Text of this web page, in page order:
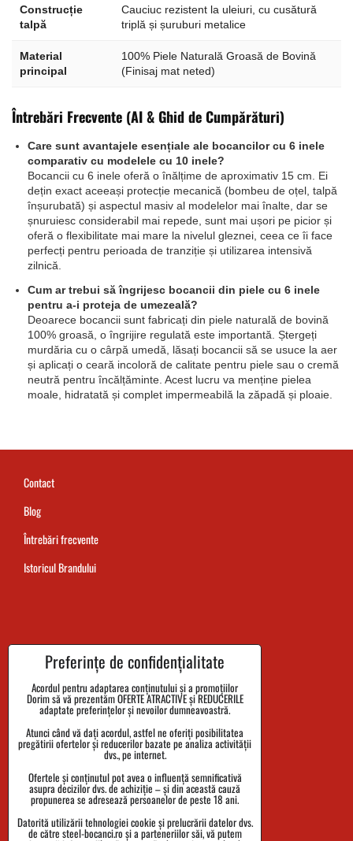
Construcție
talpă
Cauciuc rezistent la uleiuri, cu cusătură
triplă și șuruburi metalice
Material
principal
100% Piele Naturală Groasă de Bovină
(Finisaj mat neted)
Întrebări Frecvente (AI & Ghid de Cumpărături)
Care sunt avantajele esențiale ale bocancilor cu 6 inele
comparativ cu modelele cu 10 inele?
Bocancii cu 6 inele oferă o înălțime de aproximativ 15 cm. Ei
dețin exact aceeași protecție mecanică (bombeu de oțel, talpă
înșurubată) și aspectul masiv al modelelor mai înalte, dar se
șnuruiesc considerabil mai repede, sunt mai ușori pe picior și
oferă o flexibilitate mai mare la nivelul gleznei, ceea ce îi face
perfecți pentru perioada de tranziție și utilizarea intensivă
zilnică.
Cum ar trebui să îngrijesc bocancii din piele cu 6 inele
pentru a-i proteja de umezeală?
Deoarece bocancii sunt fabricați din piele naturală de bovină
100% groasă, o îngrijire regulată este importantă. Ștergeți
murdăria cu o cârpă umedă, lăsați bocancii să se usuce la aer
și aplicați o ceară incoloră de calitate pentru piele sau o cremă
neutră pentru încălțăminte. Acest lucru va menține pielea
moale, hidratată și complet impermeabilă la zăpadă și ploaie.
Contact
Blog
Întrebări frecvente
Istoricul Brandului
Termenul de livrare al comenzii
Reclamații și returnarea bunurilor
Mărimi
Date despre companie
Politica de confidențialitate
Termenii și Condițiile
Preferințe de confidențialitate
Acordul pentru adaptarea conținutului și a promoțiilor
Dorim să vă prezentăm OFERTE ATRACTIVE și REDUCERILE
adaptate preferințelor și nevoilor dumneavoastră.
Atunci când vă dați acordul, astfel ne oferiți posibilitatea
pregătirii ofertelor și reducerilor bazate pe analiza activității
dvs., pe internet.
Ofertele și conținutul pot avea o influență semnificativă
asupra decizilor dvs. de achiziție – și din această cauză
propunerea se adresează persoanelor de peste 18 ani.
Datorită utilizării tehnologiei cookie și prelucrării datelor dvs.
de către steel-bocanci.ro și a parteneriilor săi, vă putem